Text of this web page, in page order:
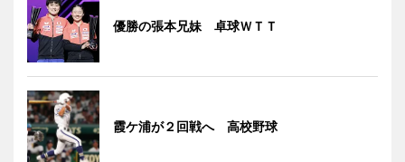
優勝の張本兄妹 卓球ＷＴＴ
霞ケ浦が２回戦へ 高校野球